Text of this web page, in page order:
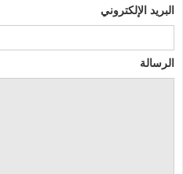
البريد الإلكتروني
الرسالة